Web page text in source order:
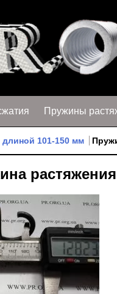
Пружины
101-150 мм
растяжения